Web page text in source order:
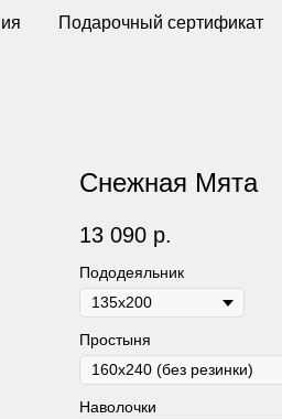
Подарочный сертификат
Снежная Мята
13 090 р.
Пододеяльник
Простыня
Наволочки